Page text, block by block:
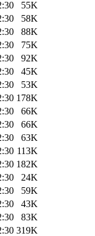
55K
58K
88K
75K
92K
45K
53K
178K
66K
66K
63K
113K
182K
24K
59K
43K
83K
319K